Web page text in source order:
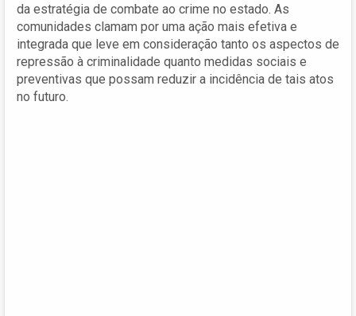
da estratégia de combate ao crime no estado. As
comunidades clamam por uma ação mais efetiva e
integrada que leve em consideração tanto os aspectos de
repressão à criminalidade quanto medidas sociais e
preventivas que possam reduzir a incidência de tais atos
no futuro.